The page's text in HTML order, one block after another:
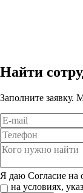
Найти
Заполните заявку.
Я даю Согласие на
на условиях,